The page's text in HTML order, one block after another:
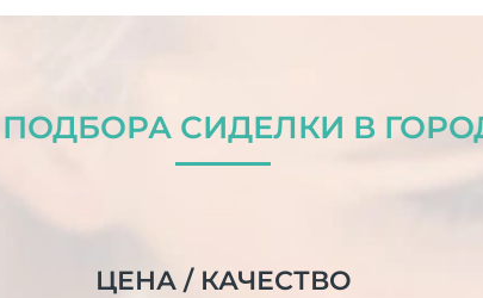
СИДЕЛКИ В
ЦЕНА / КАЧЕСТВО